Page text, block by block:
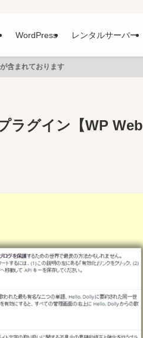
WordPress レンタルサーバー
含まれております
ラグイン【WP Web